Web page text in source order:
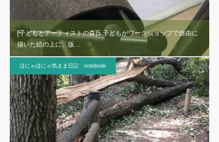
[子どもとアーティストの森]5 子どもがワークショップで自由に
描いた絵の上に、版…
ほにゃほにゃ気まま日記 notebook